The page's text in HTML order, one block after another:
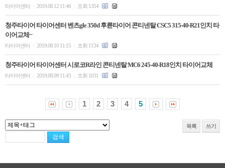
타이어센터 2019.08.12 11:46 조회 1354
청주타이어 타이어센터 벤츠gle 350d 후륜타이어 콘티넨탈 CSC5 315-40-R21인치 타
이어교체~
타이어센터 2019.08.10 11:15 조회 1134
청주타이어 타이어센터 시로코R라인 콘티넨탈 MC6 245-40-R18인치 타이어교체
타이어센터 2019.08.09 11:43 조회 1031
1 2 3 4 5
목록 쓰기